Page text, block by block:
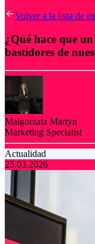
Volver a la lista de
¿Qué hace que
bastidores de
Małgorzata Martyn
Marketing Specialist
Actualidad
25.03.2026